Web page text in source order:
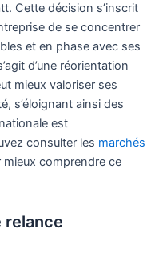
Cette décision s’inscrit
de se concentrer
et en phase avec ses
d’une réorientation
mieux valoriser ses
s’éloignant ainsi des
est
consulter les marchés
mieux comprendre ce
relance